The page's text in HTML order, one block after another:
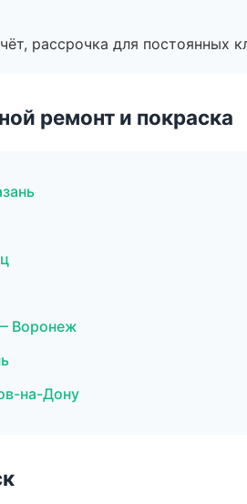
рассрочка для постоянных
ремонт и покраска
Воронеж
на-Дону